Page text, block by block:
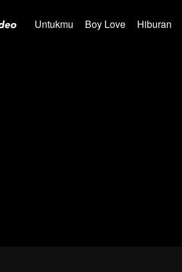
Untukmu Boy Love Hiburan